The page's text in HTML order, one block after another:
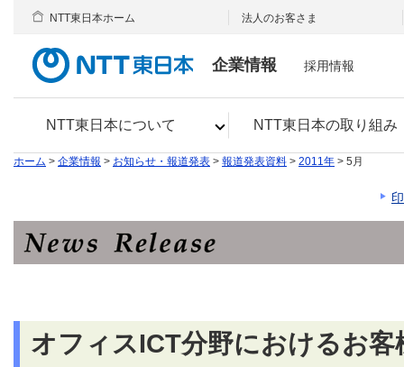
企業情報
NTT東日本について NTT東日本の取り組み
NTT東日本ホーム 法人のお客さま
採用情報
ホーム > 企業情報 > お知らせ・報道発表 > 報道発表資料 > 2011年 > 5月
オフィスICT分野におけるお